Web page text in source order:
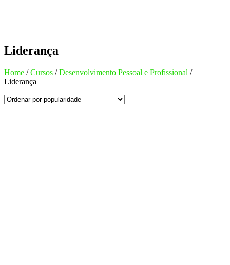
Liderança
Home /Cursos /Desenvolvimento Pessoal e Profissional /
Liderança